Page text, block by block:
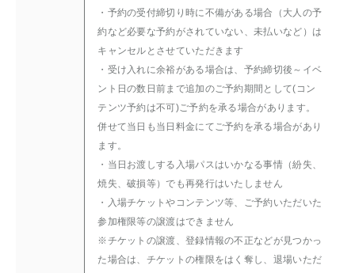
・予約の受付締切り時に不備がある場合（大人の予
約など必要な予約がされていない、未払いなど）は
キャンセルとさせていただきます
・受け入れに余裕がある場合は、予約締切後～イベ
ント日の数日前まで追加のご予約期間として(コン
テンツ予約は不可)ご予約を承る場合があります。
併せて当日も当日料金にてご予約を承る場合があり
ます。
・当日お渡しする入場パスはいかなる事情（紛失、
焼失、破損等）でも再発行はいたしません
・入場チケットやコンテンツ等、ご予約いただいた
参加権限等の譲渡はできません
※チケットの譲渡、登録情報の不正などが見つかっ
た場合は、チケットの権限をはく奪し、退場いただ